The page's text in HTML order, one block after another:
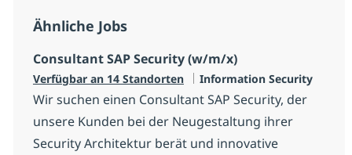
Ähnliche Jobs
Consultant SAP Security (w/m/x)
Verfügbar an 14 Standorten Kategorie
Information Security
Wir suchen einen Consultant SAP Security, der
unsere Kunden bei der Neugestaltung ihrer
Security Architektur berät und innovative